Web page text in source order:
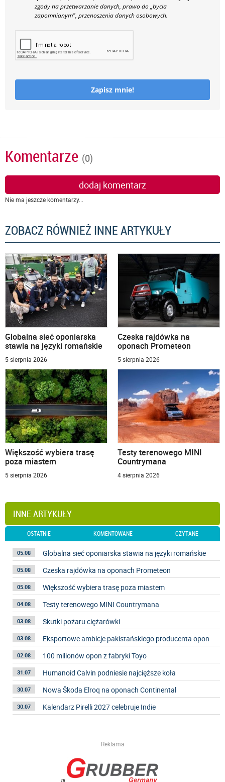
zgody na przetwarzanie danych, prawo do „bycia
zapomnianym", przenoszenia danych osobowych.
Zapisz mnie!
Komentarze (0)
dodaj komentarz
Nie ma jeszcze komentarzy...
ZOBACZ RÓWNIEŻ INNE ARTYKUŁY
Globalna sieć oponiarska
stawia na języki romańskie
5 sierpnia 2026
Czeska rajdówka na
oponach Prometeon
5 sierpnia 2026
Większość wybiera trasę
poza miastem
5 sierpnia 2026
Testy terenowego MINI
Countrymana
4 sierpnia 2026
INNE ARTYKUŁY
OSTATNIE KOMENTOWANE CZYTANE
05.08 Globalna sieć oponiarska stawia na języki romańskie
05.08 Czeska rajdówka na oponach Prometeon
05.08 Większość wybiera trasę poza miastem
04.08 Testy terenowego MINI Countrymana
03.08 Skutki pożaru ciężarówki
03.08 Eksportowe ambicje pakistańskiego producenta opon
02.08 100 milionów opon z fabryki Toyo
31.07 Humanoid Calvin podniesie najcięższe koła
30.07 Nowa Škoda Elroq na oponach Continental
30.07 Kalendarz Pirelli 2027 celebruje Indie
Reklama